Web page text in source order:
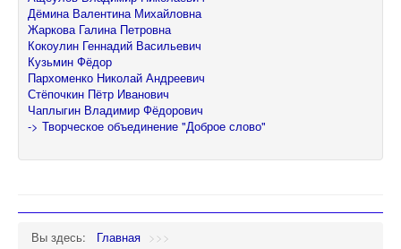
Дёмина Валентина Михайловна
Жаркова Галина Петровна
Кокоулин Геннадий Васильевич
Кузьмин Фёдор
Пархоменко Николай Андреевич
Стёпочкин Пётр Иванович
Чаплыгин Владимир Фёдорович
-> Творческое объединение "Доброе слово"
Вы здесь: Главная >>>